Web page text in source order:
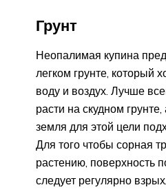
Грунт
Неопалимая купина
легком грунте, который
воду и воздух. Лучше
расти на скудном
земля для этой цели
Для того чтобы сорная
растению, поверхность
следует регулярно